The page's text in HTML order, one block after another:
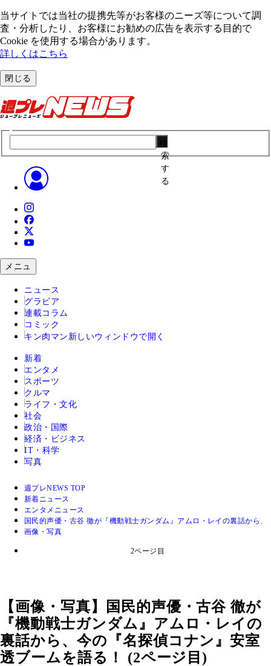
当サイトでは当社の提携先等がお客様のニーズ等について調
査・分析したり、お客様にお勧めの広告を表⽰する⽬的で
Cookie を使⽤する場合があります。
詳しくはこちら
閉じる
索
す
る
メニュ
ニュース
グラビア
連載コラム
コミック
キン肉マン 新しいウィンドウで開く
新着
エンタメ
スポーツ
クルマ
ライフ・文化
社会
政治・国際
経済・ビジネス
IT・科学
写真
週プレNEWS TOP
新着ニュース
エンタメニュース
国民的声優・古谷 徹が『機動戦士ガンダム』アムロ・レイの裏話から
画像・写真
2ページ目
【画像・写真】国民的声優・古谷 徹が
『機動戦士ガンダム』アムロ・レイの
裏話から、今の『名探偵コナン』安室
透ブームを語る！ (2ページ目)